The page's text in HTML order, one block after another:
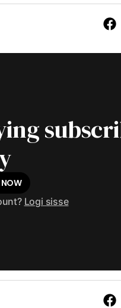
NOW
Logi sisse